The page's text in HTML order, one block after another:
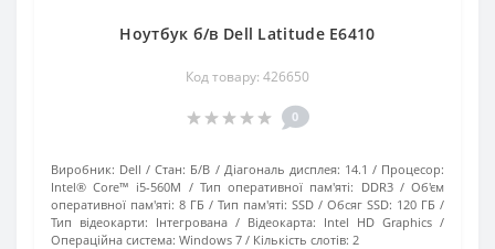
Ноутбук б/в Dell Latitude E6410
Код товару: 426650
0
Виробник: Dell Стан: Б/В Діагональ дисплея: 14.1
Процесор:
Intel® Core™ i5-560M
Тип оперативної пам'яті: DDR3
Об'єм
оперативної пам'яті: 8 ГБ Тип пам'яті: SSD Обсяг SSD: 120 ГБ
Тип відеокарти: Інтегрована Відеокарта: Intel HD Graphics
Операційна система: Windows 7 Кількість слотів: 2